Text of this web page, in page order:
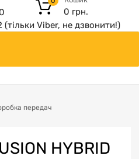
(тільки Viber, не дзвонити!)
0 грн.
передач
HYBRID